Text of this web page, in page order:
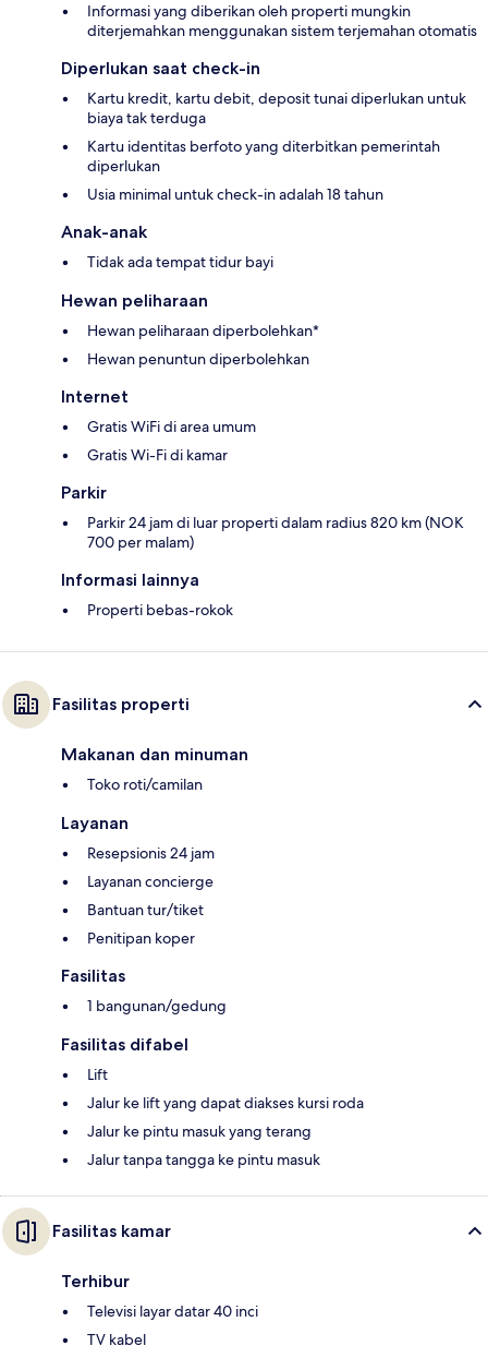
Informasi yang diberikan oleh properti mungkin
diterjemahkan menggunakan sistem terjemahan otomatis
Diperlukan saat check-in
Kartu kredit, kartu debit, deposit tunai diperlukan untuk
biaya tak terduga
Kartu identitas berfoto yang diterbitkan pemerintah
diperlukan
Usia minimal untuk check-in adalah 18 tahun
Anak-anak
Tidak ada tempat tidur bayi
Hewan peliharaan
Hewan peliharaan diperbolehkan*
Hewan penuntun diperbolehkan
Internet
Gratis WiFi di area umum
Gratis Wi-Fi di kamar
Parkir
Parkir 24 jam di luar properti dalam radius 820 km (NOK
700 per malam)
Informasi lainnya
Properti bebas-rokok
Fasilitas properti
Makanan dan minuman
Toko roti/camilan
Layanan
Resepsionis 24 jam
Layanan concierge
Bantuan tur/tiket
Penitipan koper
Fasilitas
1 bangunan/gedung
Fasilitas difabel
Lift
Jalur ke lift yang dapat diakses kursi roda
Jalur ke pintu masuk yang terang
Jalur tanpa tangga ke pintu masuk
Fasilitas kamar
Terhibur
Televisi layar datar 40 inci
TV kabel